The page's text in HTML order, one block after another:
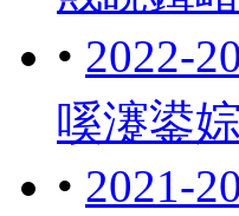
• 2022-
嗘瀽鍙
• 2021-